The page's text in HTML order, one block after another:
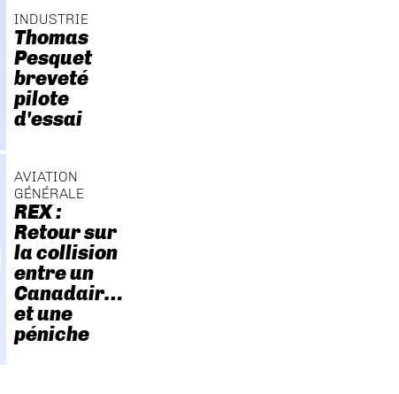
INDUSTRIE
Thomas
Pesquet
breveté
pilote
d'essai
AVIATION
GÉNÉRALE
REX :
Retour sur
la collision
entre un
Canadair…
et une
péniche